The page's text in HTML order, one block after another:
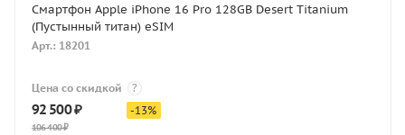
Смартфон Apple iPhone 16 Pro 128GB Desert Titanium
(Пустынный титан) eSIM
Арт.: 18201
Цена со скидкой ?
92 500₽
106 400₽
-13%